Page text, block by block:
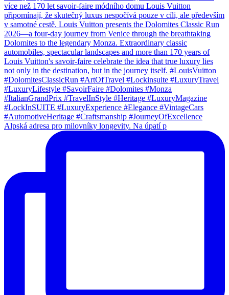
Alpská adresa pro milovníky longevity. Na úpatí p